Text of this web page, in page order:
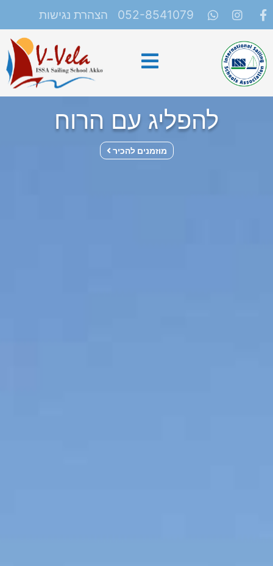
052-8541079 הצהרת נגישות
להפליג עם הרוח
מוזמנים להכיר